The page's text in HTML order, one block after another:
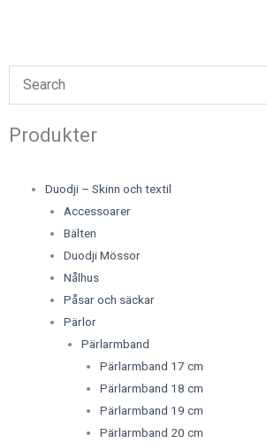
Produkter
Duodji – Skinn och textil
Accessoarer
Bälten
Duodji Mössor
Nålhus
Påsar och säckar
Pärlor
Pärlarmband
Pärlarmband 17 cm
Pärlarmband 18 cm
Pärlarmband 19 cm
Pärlarmband 20 cm